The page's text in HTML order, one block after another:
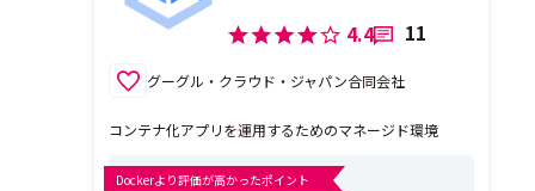
4.4 11
グーグル・クラウド・ジャパン合同会社
コンテナ化アプリを運用するためのマネージド環境
Dockerより評価が高かったポイント